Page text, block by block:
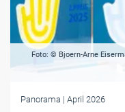
Foto: © Bjoern-Arne
Panorama | April 2026